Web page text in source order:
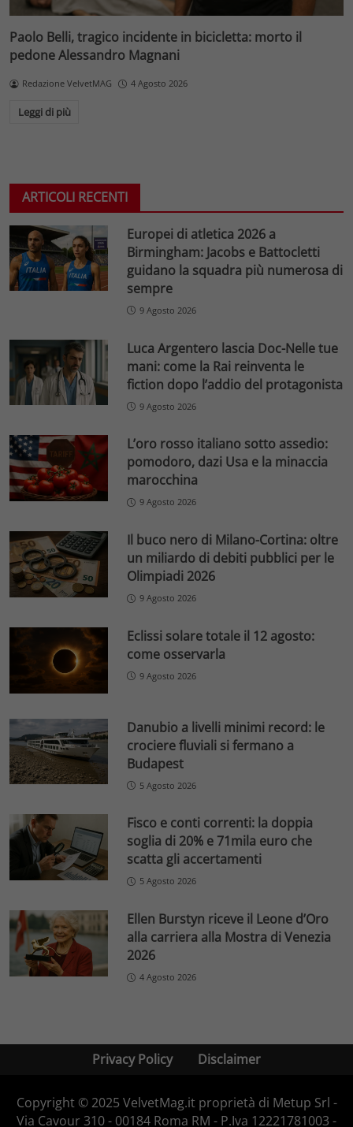
Paolo Belli, tragico incidente in bicicletta: morto il
pedone Alessandro Magnani
Redazione VelvetMAG 4 Agosto 2026
Leggi di più
ARTICOLI RECENTI
Europei di atletica 2026 a
Birmingham: Jacobs e Battocletti
guidano la squadra più numerosa di
sempre
9 Agosto 2026
Luca Argentero lascia Doc-Nelle tue
mani: come la Rai reinventa le
fiction dopo l’addio del protagonista
9 Agosto 2026
L’oro rosso italiano sotto assedio:
pomodoro, dazi Usa e la minaccia
marocchina
9 Agosto 2026
Il buco nero di Milano-Cortina: oltre
un miliardo di debiti pubblici per le
Olimpiadi 2026
9 Agosto 2026
Eclissi solare totale il 12 agosto:
come osservarla
9 Agosto 2026
Danubio a livelli minimi record: le
crociere fluviali si fermano a
Budapest
5 Agosto 2026
Fisco e conti correnti: la doppia
soglia di 20% e 71mila euro che
scatta gli accertamenti
5 Agosto 2026
Ellen Burstyn riceve il Leone d’Oro
alla carriera alla Mostra di Venezia
2026
4 Agosto 2026
Privacy Policy Disclaimer
Copyright © 2025 VelvetMag.it proprietà di Metup Srl -
Via Cavour 310 - 00184 Roma RM - P.Iva 12221781003 -